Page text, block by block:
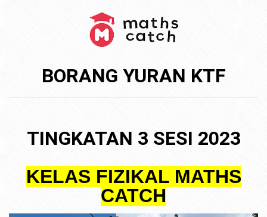
BORANG YURAN KTF
TINGKATAN 3 SESI 2023
KELAS FIZIKAL MATHS
CATCH